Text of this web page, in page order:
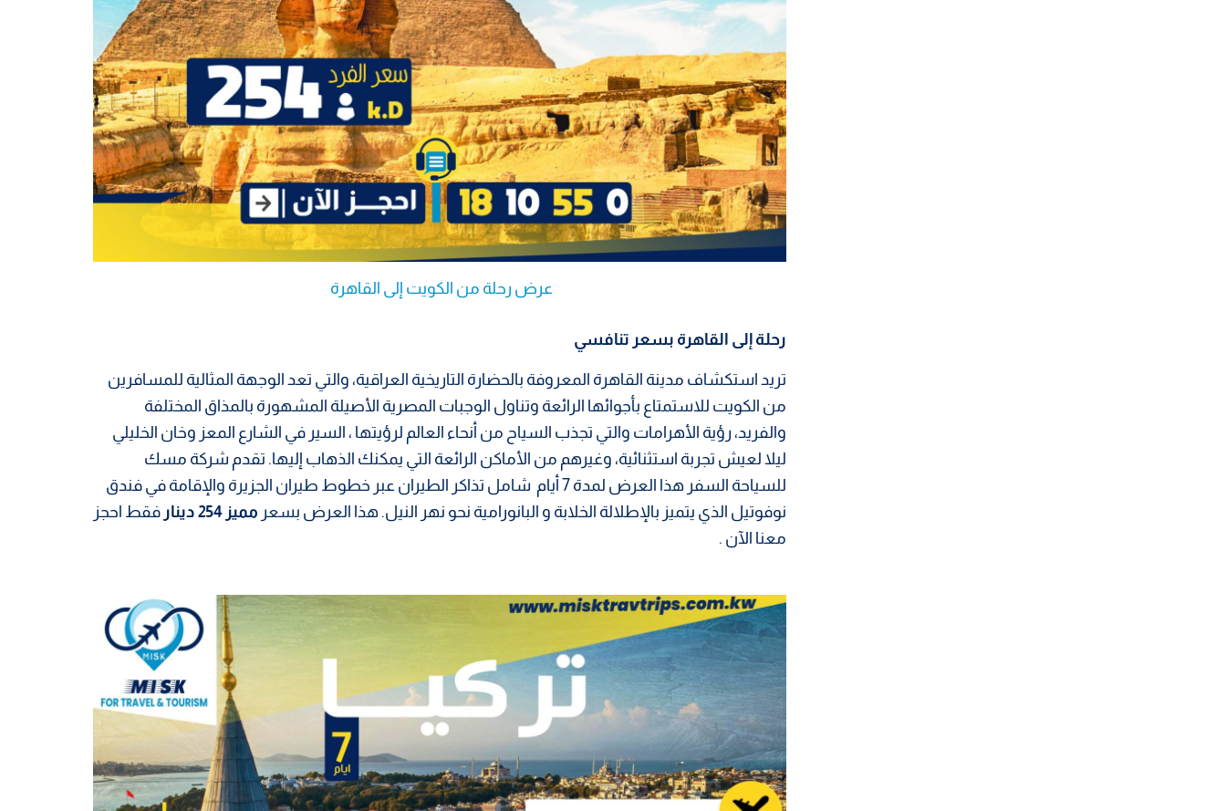
عرض رحلة من الكويت إلى القاهرة
رحلة إلى القاهرة بسعر تنافسي
تريد استكشاف مدينة القاهرة المعروفة بالحضارة التاريخية العراقية، والتي تعد الوجهة المثالية للمسافرين
من الكويت للاستمتاع بأجوائها الرائعة وتناول الوجبات المصرية الأصيلة المشهورة بالمذاق المختلفة
والفريد، رؤية الأهرامات والتي تجذب السياح من أنحاء العالم لرؤيتها ، السير في الشارع المعز وخان الخليلي
ليلا لعيش تجربة استثنائية، وغيرهم من الأماكن الرائعة التي يمكنك الذهاب إليها. تقدم شركة مسك
للسياحة السفر هذا العرض لمدة 7 أيام شامل تذاكر الطيران عبر خطوط طيران الجزيرة والإقامة في فندق
نوفوتيل الذي يتميز بالإطلالة الخلابة و البانورامية نحو نهر النيل. هذا العرض بسعر مميز 254 دينار
فقط احجز
معنا الآن .